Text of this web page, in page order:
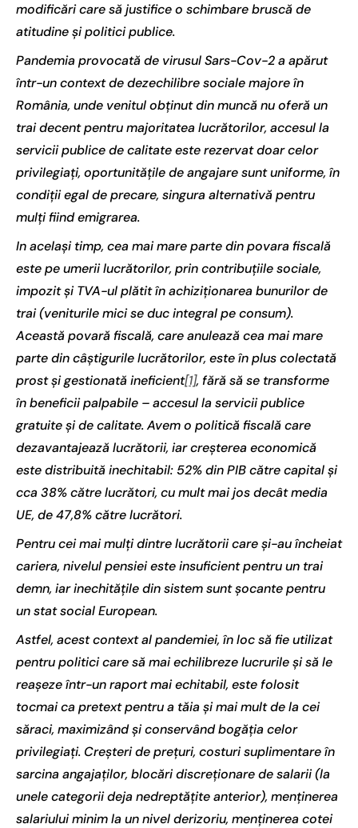
modificări care să justifice o schimbare bruscă de
atitudine și politici publice.
Pandemia provocată de virusul Sars-Cov-2 a apărut
într-un context de dezechilibre sociale majore în
România, unde venitul obținut din muncă nu oferă un
trai decent pentru majoritatea lucrătorilor, accesul la
servicii publice de calitate este rezervat doar celor
privilegiați, oportunitățile de angajare sunt uniforme, în
condiții egal de precare, singura alternativă pentru
mulți fiind emigrarea.
In același timp, cea mai mare parte din povara fiscală
este pe umerii lucrătorilor, prin contribuțiile sociale,
impozit și TVA-ul plătit în achiziționarea bunurilor de
trai (veniturile mici se duc integral pe consum).
Această povară fiscală, care anulează cea mai mare
parte din câștigurile lucrătorilor, este în plus colectată
prost și gestionată ineficient[1], fără să se transforme
în beneficii palpabile – accesul la servicii publice
gratuite și de calitate. Avem o politică fiscală care
dezavantajează lucrătorii, iar creșterea economică
este distribuită inechitabil: 52% din PIB către capital și
cca 38% către lucrători, cu mult mai jos decât media
UE, de 47,8% către lucrători.
Pentru cei mai mulți dintre lucrătorii care și-au încheiat
cariera, nivelul pensiei este insuficient pentru un trai
demn, iar inechitățile din sistem sunt șocante pentru
un stat social European.
Astfel, acest context al pandemiei, în loc să fie utilizat
pentru politici care să mai echilibreze lucrurile și să le
reașeze într-un raport mai echitabil, este folosit
tocmai ca pretext pentru a tăia și mai mult de la cei
săraci, maximizând și conservând bogăția celor
privilegiați. Creșteri de prețuri, costuri suplimentare în
sarcina angajaților, blocări discreționare de salarii (la
unele categorii deja nedreptățite anterior), menținerea
salariului minim la un nivel derizoriu, menținerea cotei